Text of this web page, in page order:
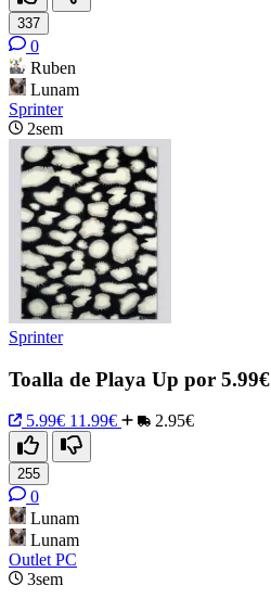
337
0
Ruben
Lunam
Sprinter
2sem
Sprinter
Toalla de Playa Up por 5.99€
5.99€ 11.99€ 2.95€
255
0
Lunam
Lunam
Outlet PC
3sem